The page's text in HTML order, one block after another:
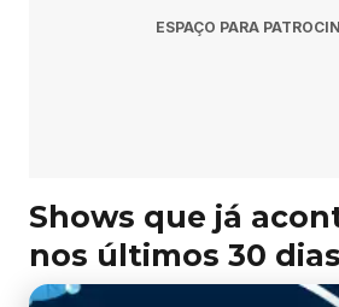
ESPAÇO PARA
Shows que já
nos últimos 30 dias